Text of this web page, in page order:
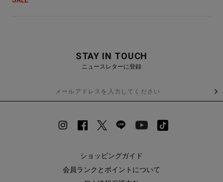
STAY IN TOUCH
ニュースレターに登録
ショッピングガイド
会員ランクとポイントについて